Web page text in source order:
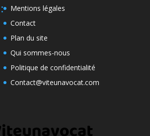
:
Mentions légales
Contact
Plan du site
Qui sommes-nous
Politique de confidentialité
Contact@viteunavocat.com